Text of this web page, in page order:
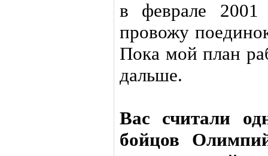
в феврале
провожу
Пока мой план
дальше.
Вас считали
бойцов